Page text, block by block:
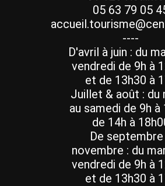
05 63 79 05
----
D'avril à juin : du
vendredi de 9h à
et de 13h30 à
Juillet & août : du
au samedi de 9h à
de 14h à
De septembre
novembre : du
vendredi de 9h à
et de 13h30 à